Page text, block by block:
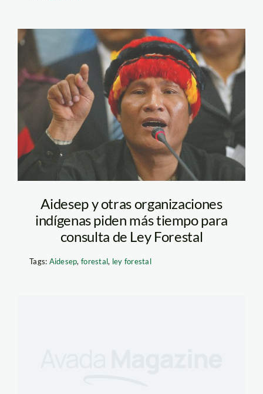
pizango_alberto_andina_1
Aidesep y otras organizaciones
indígenas piden más tiempo para
consulta de Ley Forestal
Tags: Aidesep,forestal, ley forestal